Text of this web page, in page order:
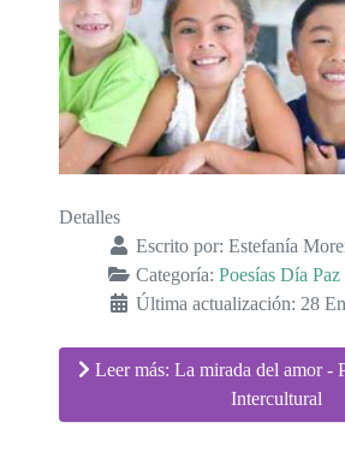
Detalles
Escrito por: Estefanía
Categoría: Poesías Día Paz
Última actualización: 28
Leer más: La mirada del amor -
Intercultural